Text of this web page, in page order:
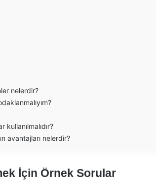
nelerdir?
avantajları nelerdir?
İçin Örnek Sorular